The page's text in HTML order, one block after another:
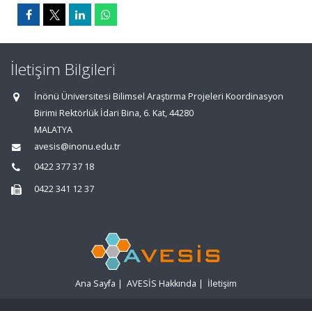
İletişim Bilgileri
İnönü Üniversitesi Bilimsel Araştırma Projeleri Koordinasyon
Birimi Rektörlük İdari Bina, 6. Kat, 44280
MALATYA
avesis@inonu.edu.tr
0422 377 37 18
0422 341 12 37
Ana Sayfa | AVESİS Hakkında | İletişim